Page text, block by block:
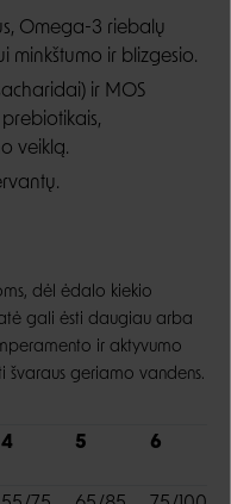
Omega-3 riebalų
minkštumo ir blizgesio.
ir MOS
veiklą.
dėl ėdalo kiekio
gali ėsti daugiau arba
ir aktyvumo
švaraus geriamo vandens.
4 5 6